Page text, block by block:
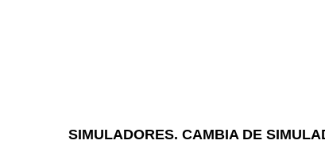
SIMULADORES. CAMBIA DE